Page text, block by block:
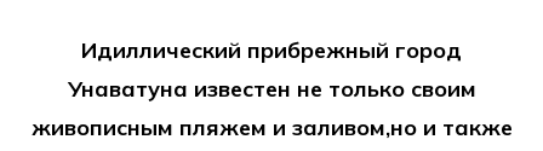
Идиллический прибрежный город
Унаватуна известен не только своим
живописным пляжем и заливом,но и также